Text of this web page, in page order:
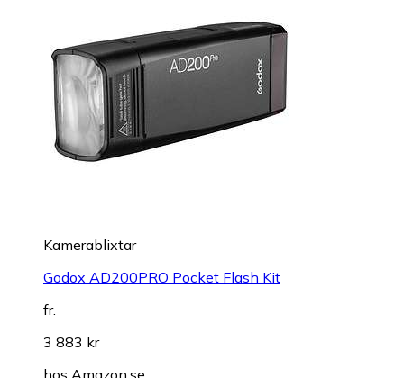
Kamerablixtar
Godox AD200PRO Pocket Flash Kit
fr.
3 883 kr